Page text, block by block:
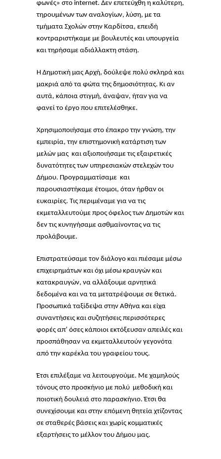
φωνές» στο internet. Δεν επετεύχθη η καλύτερη,
τηρουμένων των αναλογίων, λύση, με τα
τμήματα Σχολών στην Καρδίτσα, επειδή
κοντραριστήκαμε με βουλευτές και υπουργεία
και τηρήσαμε αδιάλλακτη στάση.
Η Δημοτική μας Αρχή, δούλεψε πολύ σκληρά και
μακριά από τα φώτα της δημοσιότητας. Κι αν
αυτά, κάποια στιγμή, άναψαν, ήταν για να
φανεί το έργο που επιτελέσθηκε.
Χρησιμοποιήσαμε στο έπακρο την γνώση, την
εμπειρία, την επιστημονική κατάρτιση των
μελών μας και αξιοποιήσαμε τις εξαιρετικές
δυνατότητες των υπηρεσιακών στελεχών του
Δήμου. Προγραμματίσαμε και
παρουσιαστήκαμε έτοιμοι, όταν ήρθαν οι
ευκαιρίες. Τις περιμέναμε για να τις
εκμεταλλευτούμε προς όφελος των Δημοτών και
δεν τις κυνηγήσαμε ασθμαίνοντας να τις
προλάβουμε.
Επιστρατεύσαμε τον διάλογο και πιέσαμε μέσω
επιχειρημάτων και όχι μέσω κραυγών και
κατακραυγών, να αλλάξουμε αρνητικά
δεδομένα και να τα μετατρέψουμε σε θετικά.
Προσωπικά ταξίδεψα στην Αθήνα και είχα
συναντήσεις και συζητήσεις περισσότερες
φορές απ’ όσες κάποιοι εκτόξευσαν απειλές και
προσπάθησαν να εκμεταλλευτούν γεγονότα
από την καρέκλα του γραφείου τους.
Έτσι επιλέξαμε να λειτουργούμε. Με χαμηλούς
τόνους στο προσκήνιο με πολύ μεθοδική και
ποιοτική δουλειά στο παρασκήνιο. Έτσι θα
συνεχίσουμε και στην επόμενη θητεία χτίζοντας
σε σταθερές βάσεις και χωρίς κομματικές
εξαρτήσεις το μέλλον του Δήμου μας.